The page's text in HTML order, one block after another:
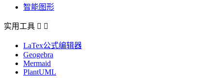
智能图形
实用工具  
LaTex公式编辑器
Geogebra
Mermaid
PlantUML